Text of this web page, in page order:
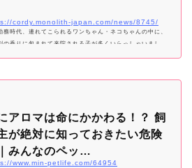
cordy.monolith-japan.com/news/8745/
務時代、連れてこられるワンちゃん・ネコちゃんの中に、
の香りに包まれて来院される子が多くいらっしゃいまし
アロマは命にかかわる！？ 飼
が絶対に知っておきたい危険
みんなのペッ…
www.min-petlife.com/64954